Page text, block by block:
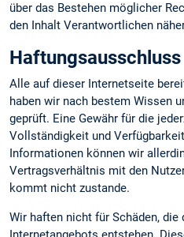
über das Bestehen möglicher
den Inhalt Verantwortlichen
Haftungsausschluss
Alle auf dieser Internetseite
haben wir nach bestem Wissen
geprüft. Eine Gewähr für die
Vollständigkeit und
Informationen können wir
Vertragsverhältnis mit den
kommt nicht zustande.
Wir haften nicht für Schäden, die